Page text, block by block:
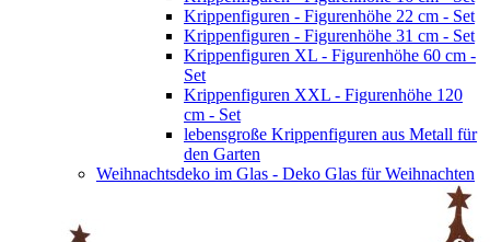
Krippenfiguren - Figurenhöhe 22 cm - Set
Krippenfiguren - Figurenhöhe 31 cm - Set
Krippenfiguren XL - Figurenhöhe 60 cm -
Set
Krippenfiguren XXL - Figurenhöhe 120
cm - Set
lebensgroße Krippenfiguren aus Metall für
den Garten
Weihnachtsdeko im Glas - Deko Glas für Weihnachten